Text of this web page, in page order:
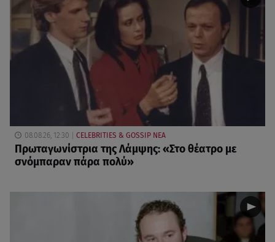
08.08.26, 12:30 CELEBRITIES & GOSSIP ΝΕΑ
Πρωταγωνίστρια της Λάμψης: «Στο θέατρο με
σνόμπαραν πάρα πολύ»